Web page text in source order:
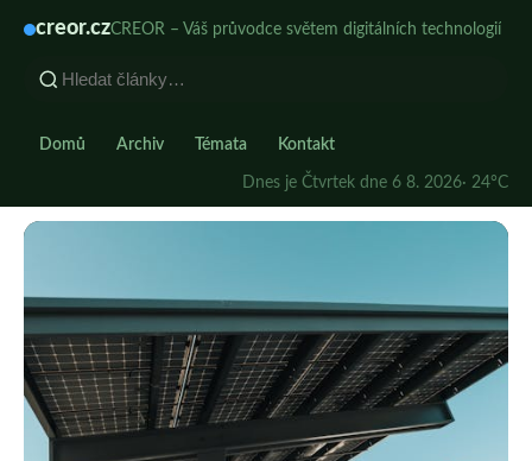
creor.czCREOR – Váš průvodce světem digitálních technologií
Domů Archiv Témata Kontakt
Dnes je Čtvrtek dne 6 8. 2026· 24°C